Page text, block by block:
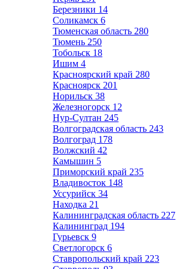
Березники 14
Соликамск 6
Тюменская область 280
Тюмень 250
Тобольск 18
Ишим 4
Красноярский край 280
Красноярск 201
Норильск 38
Железногорск 12
Нур-Султан 245
Волгоградская область 243
Волгоград 178
Волжский 42
Камышин 5
Приморский край 235
Владивосток 148
Уссурийск 34
Находка 21
Калининградская область 227
Калининград 194
Гурьевск 9
Светлогорск 6
Ставропольский край 223